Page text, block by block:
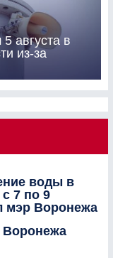
августа в
из-за
воды в
7 по 9
мэр Воронежа
Воронежа